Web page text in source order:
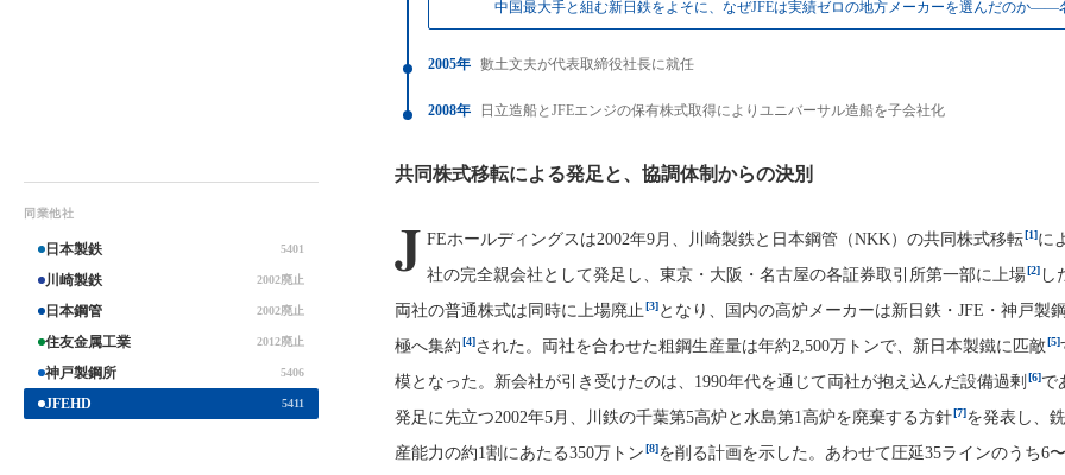
同業他社
日本製鉄 5401
川崎製鉄 2002廃止
日本鋼管 2002廃止
住友金属工業 2012廃止
神戸製鋼所 5406
JFEHD 5411
中国最大手と組む新日鉄をよそに、なぜJFEは実績ゼロの地方メーカーを選んだのか——
2005年 數土文夫が代表取締役社長に就任
2008年 日立造船とJFEエンジの保有株式取得によりユニバーサル造船を子会社化
共同株式移転による発足と、協調体制からの決別
J FEホールディングスは2002年9月、川崎製鉄と日本鋼管（NKK）の共同株式移転[1]に
社の完全親会社として発足し、東京・大阪・名古屋の各証券取引所第一部に上場[2] し
両社の普通株式は同時に上場廃止[3]となり、国内の高炉メーカーは新日鉄・JFE・神戸製
極へ集約[4]された。両社を合わせた粗鋼生産量は年約2,500万トンで、新日本製鐵に匹敵[5]
模となった。新会社が引き受けたのは、1990年代を通じて両社が抱え込んだ設備過剰 [6]で
発足に先立つ2002年5月、川鉄の千葉第5高炉と水島第1高炉を廃棄する方針[7]を発表し、
産能力の約1割にあたる350万トン[8]を削る計画を示した。あわせて圧延35ラインのうち6